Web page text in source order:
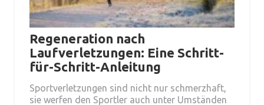
Regeneration nach
Laufverletzungen: Eine Schritt-
für-Schritt-Anleitung
Sportverletzungen sind nicht nur schmerzhaft,
sie werfen den Sportler auch unter Umständen